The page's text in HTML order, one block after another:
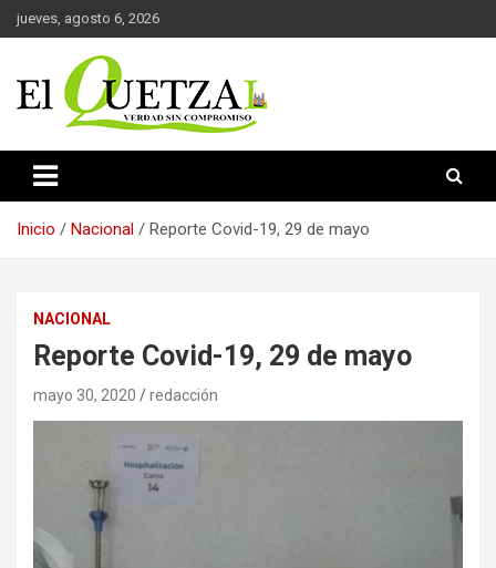
Saltar
al
jueves, agosto 6, 2026
El Quetzal de Cholula
Inicio Nacional Reporte Covid-19, 29 de mayo
NACIONAL
Reporte Covid-19, 29 de mayo
mayo 30, 2020 redacción